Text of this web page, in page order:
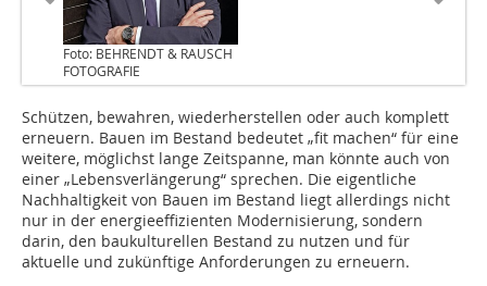
Foto: BEHRENDT & RAUSCH
FOTOGRAFIE
Schützen, bewahren, wiederherstellen oder auch komplett
erneuern. Bauen im Bestand bedeutet „fit machen“ für eine
weitere, möglichst lange Zeitspanne, man könnte auch von
einer „Lebensverlängerung“ sprechen. Die eigentliche
Nachhaltigkeit von Bauen im Bestand liegt allerdings nicht
nur in der energieeffizienten Modernisierung, sondern
darin, den baukulturellen Bestand zu nutzen und für
aktuelle und zukünftige Anforderungen zu erneuern.